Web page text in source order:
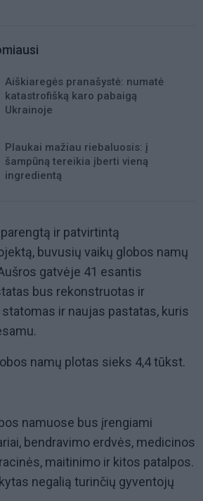
Aiškiaregės pranašystė: numatė
katastrofišką karo pabaigą
Ukrainoje
Plaukai mažiau riebaluosis: į
šampūną tereikia įberti vieną
ingredientą
ir patvirtintą
buvusių vaikų globos namų
gatvėje 41 esantis
bus rekonstruotas ir
ir naujas pastatas, kuris
namų plotas sieks 4,4 tūkst.
namuose bus įrengiami
bendravimo erdvės, medicinos
maitinimo ir kitos patalpos.
negalią turinčių gyventojų